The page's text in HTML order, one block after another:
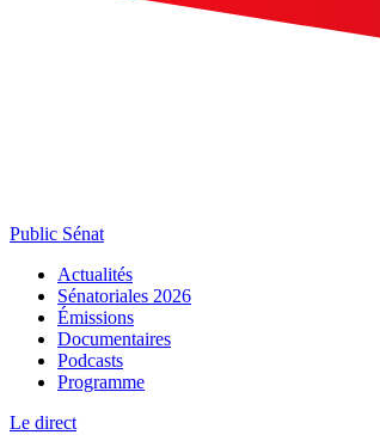
Public Sénat
Actualités
Sénatoriales 2026
Émissions
Documentaires
Podcasts
Programme
Le direct